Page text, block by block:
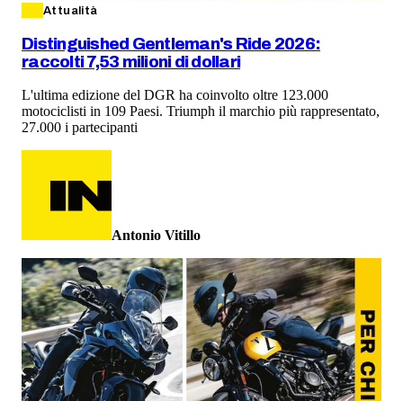
Attualità
Distinguished Gentleman's Ride 2026:
raccolti 7,53 milioni di dollari
L'ultima edizione del DGR ha coinvolto oltre 123.000
motociclisti in 109 Paesi. Triumph il marchio più rappresentato,
27.000 i partecipanti
Antonio Vitillo